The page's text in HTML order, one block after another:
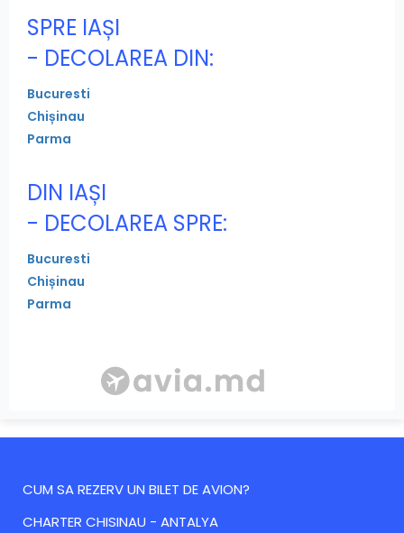
SPRE IAȘI
- DECOLAREA DIN:
Bucuresti
Chișinau
Parma
DIN IAȘI
- DECOLAREA SPRE:
Bucuresti
Chișinau
Parma
CUM SA REZERV UN BILET DE AVION?
CHARTER CHISINAU - ANTALYA